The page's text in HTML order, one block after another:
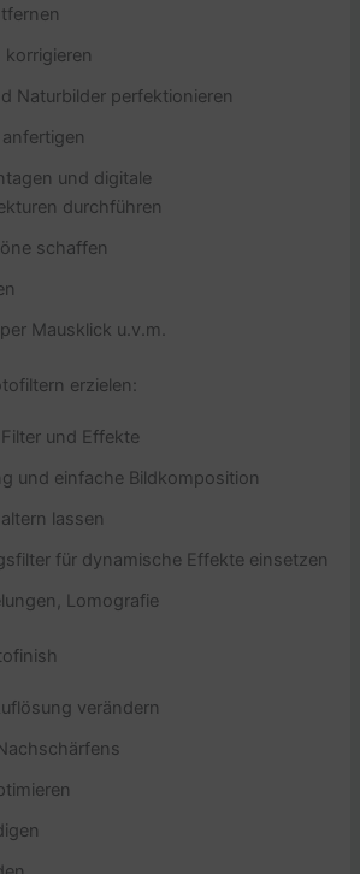
Naturbilder perfektionieren
und digitale
durchführen
schaffen
Mausklick u.v.m.
erzielen:
und Effekte
und einfache Bildkomposition
lassen
für dynamische Effekte einsetzen
Lomografie
verändern